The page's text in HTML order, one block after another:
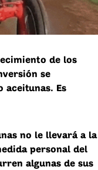
de los
se
aceitunas. Es
no le llevará a la
personal del
algunas de sus